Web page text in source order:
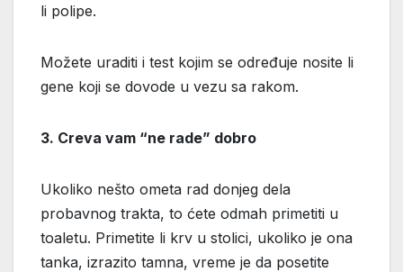
li polipe.
Možete uraditi i test kojim se određuje nosite li
gene koji se dovode u vezu sa rakom.
3. Creva vam “ne rade” dobro
Ukoliko nešto ometa rad donjeg dela
probavnog trakta, to ćete odmah primetiti u
toaletu. Primetite li krv u stolici, ukoliko je ona
tanka, izrazito tamna, vreme je da posetite